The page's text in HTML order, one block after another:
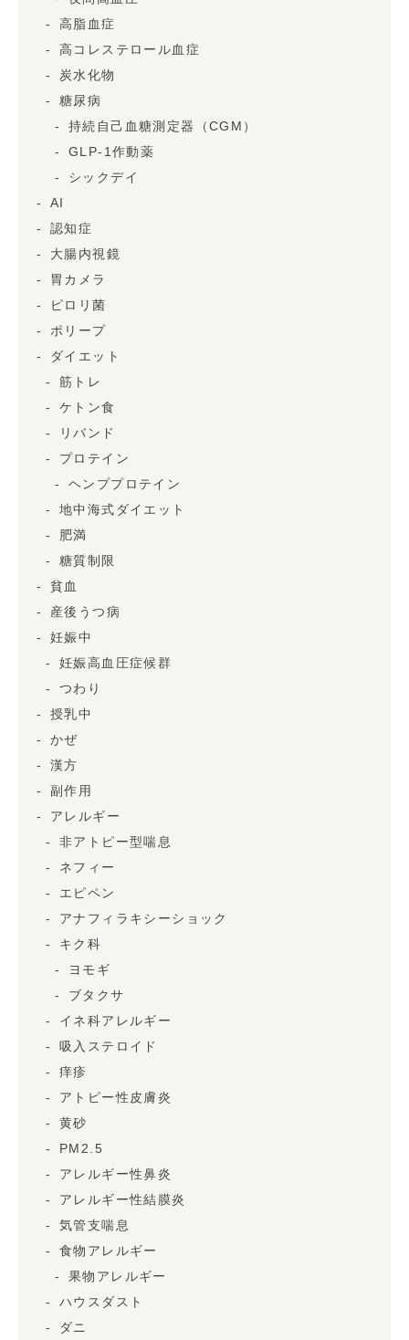
高脂血症
高コレステロール血症
炭水化物
糖尿病
持続自己血糖測定器（CGM）
GLP-1作動薬
シックデイ
AI
認知症
大腸内視鏡
胃カメラ
ピロリ菌
ポリープ
ダイエット
筋トレ
ケトン食
リバンド
プロテイン
ヘンププロテイン
地中海式ダイエット
肥満
糖質制限
貧血
産後うつ病
妊娠中
妊娠高血圧症候群
つわり
授乳中
かぜ
漢方
副作用
アレルギー
非アトピー型喘息
ネフィー
エピペン
アナフィラキシーショック
キク科
ヨモギ
ブタクサ
イネ科アレルギー
吸入ステロイド
痒疹
アトピー性皮膚炎
黄砂
PM2.5
アレルギー性鼻炎
アレルギー性結膜炎
気管支喘息
食物アレルギー
果物アレルギー
ハウスダスト
ダニ